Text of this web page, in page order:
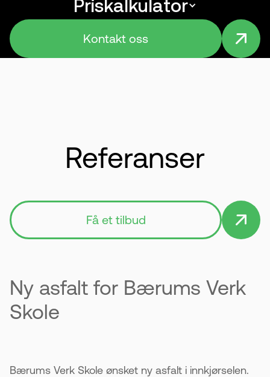
Menu
Priskalkulator
Kontakt oss
Referanser
Få et tilbud
Ny asfalt for Bærums Verk
Skole
Bærums Verk Skole ønsket ny asfalt i innkjørselen.